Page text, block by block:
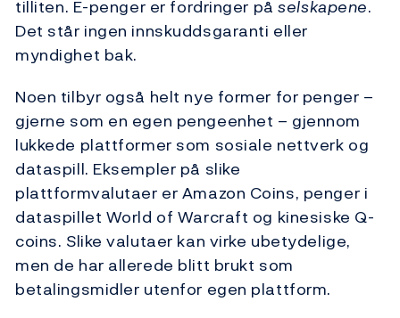
tilliten. E-penger er fordringer påselskapene.
Det står ingen innskuddsgaranti eller
myndighet bak.
Noen tilbyr også helt nye former for penger –
gjerne som en egen pengeenhet – gjennom
lukkede plattformer som sosiale nettverk og
dataspill. Eksempler på slike
plattformvalutaer er Amazon Coins, penger i
dataspillet World of Warcraft og kinesiske Q-
coins. Slike valutaer kan virke ubetydelige,
men de har allerede blitt brukt som
betalingsmidler utenfor egen plattform.